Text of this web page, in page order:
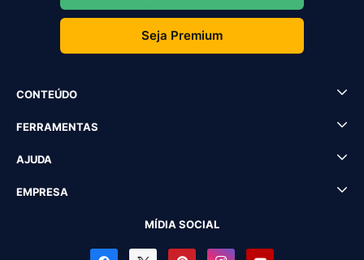
Seja Premium
CONTEÚDO
FERRAMENTAS
AJUDA
EMPRESA
MÍDIA SOCIAL